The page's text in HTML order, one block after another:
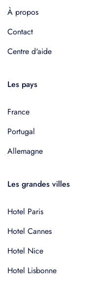
À propos
Contact
Centre d'aide
Les pays
France
Portugal
Allemagne
Les grandes villes
Hotel Paris
Hotel Cannes
Hotel Nice
Hotel Lisbonne